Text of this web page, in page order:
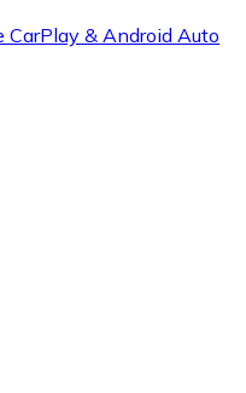
& Android Auto